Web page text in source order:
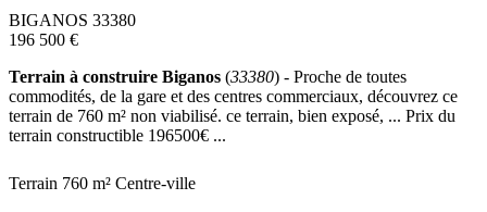
BIGANOS 33380
196 500 €
Terrain à construire Biganos (33380) - Proche de toutes
commodités, de la gare et des centres commerciaux, découvrez ce
terrain de 760 m² non viabilisé. ce terrain, bien exposé, ... Prix du
terrain constructible 196500€ ...
Terrain 760 m² Centre-ville